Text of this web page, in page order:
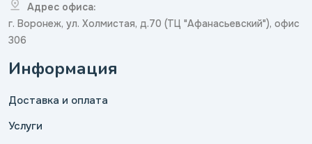
Адрес офиса:
г. Воронеж, ул. Холмистая, д.70 (ТЦ "Афанасьевский"), офис
306
Информация
Доставка и оплата
Услуги